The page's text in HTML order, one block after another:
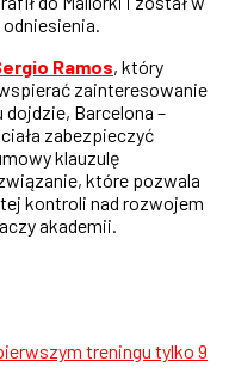
Ramos, który
zainteresowanie
Barcelona –
zabezpieczyć
klauzulę
które pozwala
kontroli nad rozwojem
akademii.
treningu tylko 9